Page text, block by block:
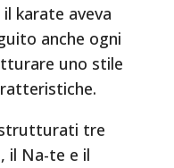
karate aveva
anche ogni
uno stile
tre
il Na-te e il